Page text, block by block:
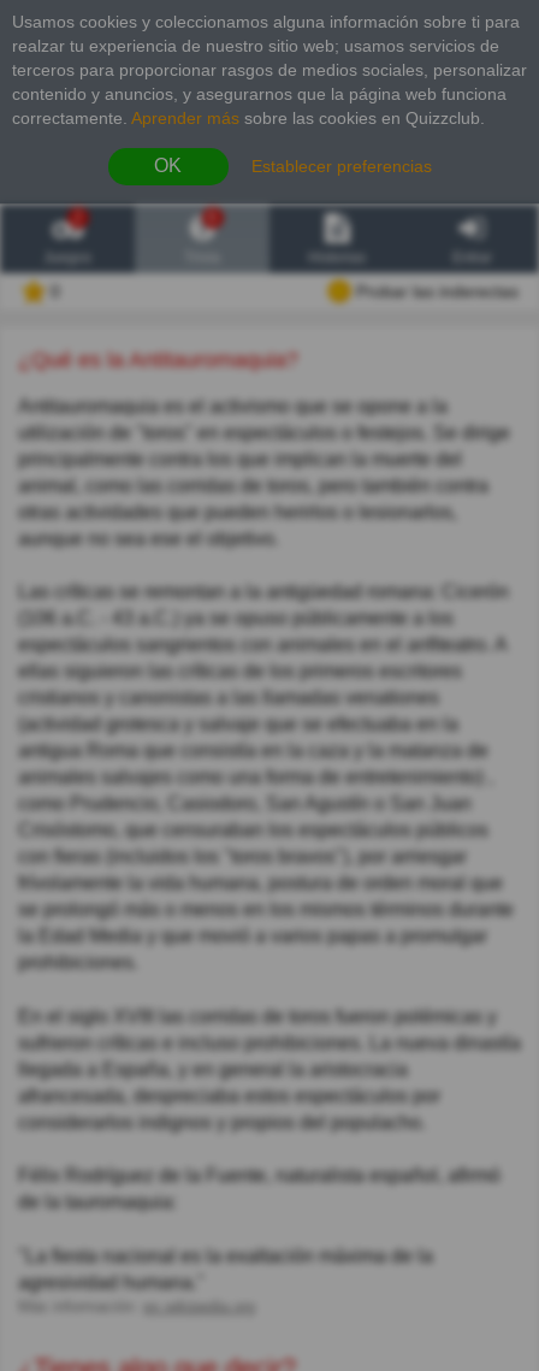
Usamos cookies y coleccionamos alguna información sobre ti para
realzar tu experiencia de nuestro sitio web; usamos servicios de
terceros para proporcionar rasgos de medios sociales, personalizar
contenido y anuncios, y asegurarnos que la página web funciona
correctamente. Aprender más sobre las cookies en Quizzclub.
OK Establecer preferencias
2
Probar las inderectas
¿Qué es la Antitauromaquia?
Antitauromaquia es el activismo que se opone a la
utilización de "toros" en espectáculos o festejos. Se dirige
principalmente contra los que implican la muerte del
animal, como las corridas de toros, pero también contra
otras actividades que pueden herirlos o lesionarlos,
aunque no sea ese el objetivo.
Las críticas se remontan a la antigüedad romana: Cicerón
(106 a.C. - 43 a.C.) ya se opuso públicamente a los
espectáculos sangrientos con animales en el anfiteatro. A
ellas siguieron las críticas de los primeros escritores
cristianos y canonistas a las llamadas venationes
(actividad grotesca y salvaje que se efectuaba en la
antigua Roma que consistía en la caza y la matanza de
animales salvajes como una forma de entretenimiento) ,
como Prudencio, Casiodoro, San Agustín o San Juan
Crisóstomo, que censuraban los espectáculos públicos
con fieras (incluidos los "toros bravos"), por arriesgar
frívolamente la vida humana, postura de orden moral que
se prolongó más o menos en los mismos términos durante
la Edad Media y que movió a varios papas a promulgar
prohibiciones.
En el siglo XVIII las corridas de toros fueron polémicas y
sufrieron críticas e incluso prohibiciones. La nueva dinastía
llegada a España, y en general la aristocracia
afrancesada, despreciaba estos espectáculos por
considerarlos indignos y propios del populacho.
Félix Rodríguez de la Fuente, naturalista español, afirmó
de la tauromaquia:
"La fiesta nacional es la exaltación máxima de la
agresividad humana."
es.wikipedia.org